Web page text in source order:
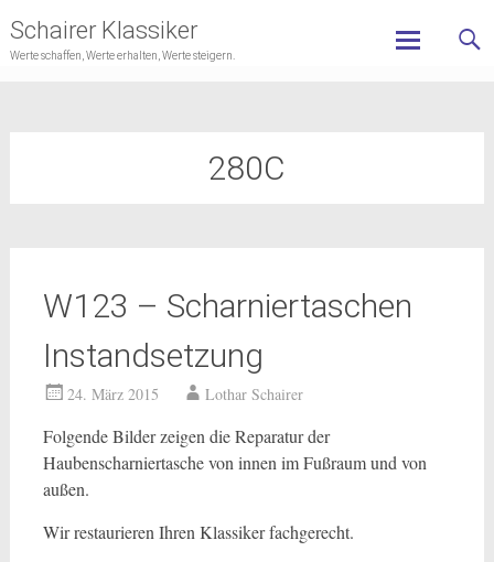
Schairer Klassiker
Werte schaffen, Werte erhalten, Werte steigern.
280C
W123 – Scharniertaschen
Instandsetzung
24. März 2015 Lothar Schairer
Folgende Bilder zeigen die Reparatur der
Haubenscharniertasche von innen im Fußraum und von
außen.
Wir restaurieren Ihren Klassiker fachgerecht.